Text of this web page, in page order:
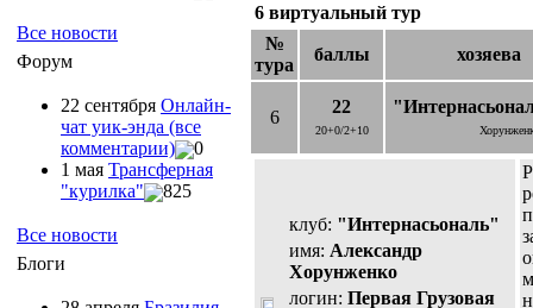
Все новости
Форум
22 сентября Онлайн-
чат уик-энда (все
комментарии)
0
1 мая Трансферная
"курилка"
825
Все новости
Блоги
6 виртуальный тур
№
тура
баллы хозяева
6
22
20+0/2+10
клуб: "Интернасьональ"
имя: Александр
Хорунженко
логин: Первая Грузовая